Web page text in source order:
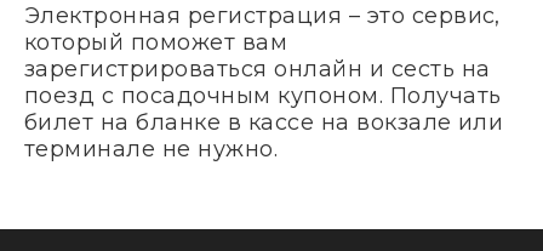
Электронная регистрация – это сервис,
который поможет вам
зарегистрироваться онлайн и сесть на
поезд с посадочным купоном. Получать
билет на бланке в кассе на вокзале или
терминале не нужно.